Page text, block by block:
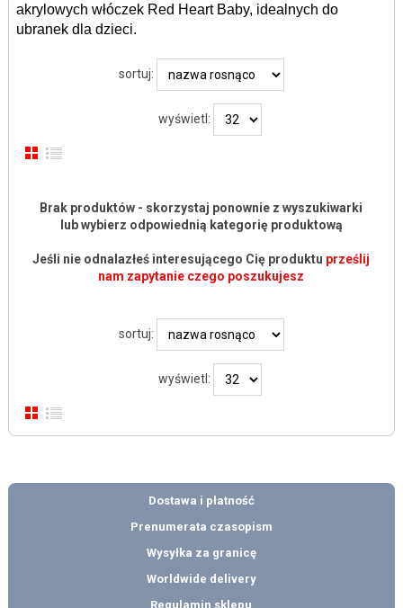
akrylowych włóczek Red Heart Baby, idealnych do
ubranek dla dzieci.
sortuj:
wyświetl:
Brak produktów - skorzystaj ponownie z wyszukiwarki
lub wybierz odpowiednią kategorię produktową
Jeśli nie odnalazłeś interesującego Cię produktu prześlij
nam zapytanie czego poszukujesz
sortuj:
wyświetl:
Dostawa i płatność
Prenumerata czasopism
Wysyłka za granicę
Worldwide delivery
Regulamin sklepu